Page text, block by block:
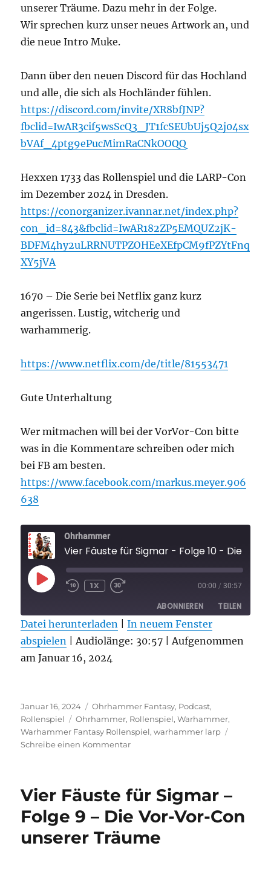
unserer Träume. Dazu mehr in der Folge.
Wir sprechen kurz unser neues Artwork an, und
die neue Intro Muke.
Dann über den neuen Discord für das Hochland
und alle, die sich als Hochländer fühlen.
https://discord.com/invite/XR8bfJNP?
fbclid=IwAR3cif5wsScQ3_JT1fcSEUbUj5Q2j04sx
bVAf_4ptg9ePucMimRaCNkOOQQ
Hexxen 1733 das Rollenspiel und die LARP-Con
im Dezember 2024 in Dresden.
https://conorganizer.ivannar.net/index.php?
con_id=843&fbclid=IwAR182ZP5EMQUZ2jK-
BDFM4hy2uLRRNUTPZOHEeXEfpCM9fPZYtFnq
XY5jVA
1670 – Die Serie bei Netflix ganz kurz
angerissen. Lustig, witcherig und
warhammerig.
https://www.netflix.com/de/title/81553471
Gute Unterhaltung
Wer mitmachen will bei der VorVor-Con bitte
was in die Kommentare schreiben oder mich
bei FB am besten.
https://www.facebook.com/markus.meyer.906
638
Ohrhammer
PLAY
EPISODE
1X 00:00 / 30:57
ABONNIEREN TEILEN
RSS FEED
TEILEN
LINK
Datei herunterladen |In neuem Fenster
abspielen |Audiolänge: 30:57 |Aufgenommen
am Januar 16, 2024
Veröffentlicht
am
Januar 16, 2024 Kategorien
Ohrhammer Fantasy, Podcast,
Rollenspiel
Schlagwörter
Ohrhammer, Rollenspiel,Warhammer,
Warhammer Fantasy Rollenspiel,warhammer larp
Schreibe einen Kommentarzu
Sigmar
Folge
10
–
Vier Fäuste für Sigmar –
Folge 9 – Die Vor-Vor-Con
unserer Träume